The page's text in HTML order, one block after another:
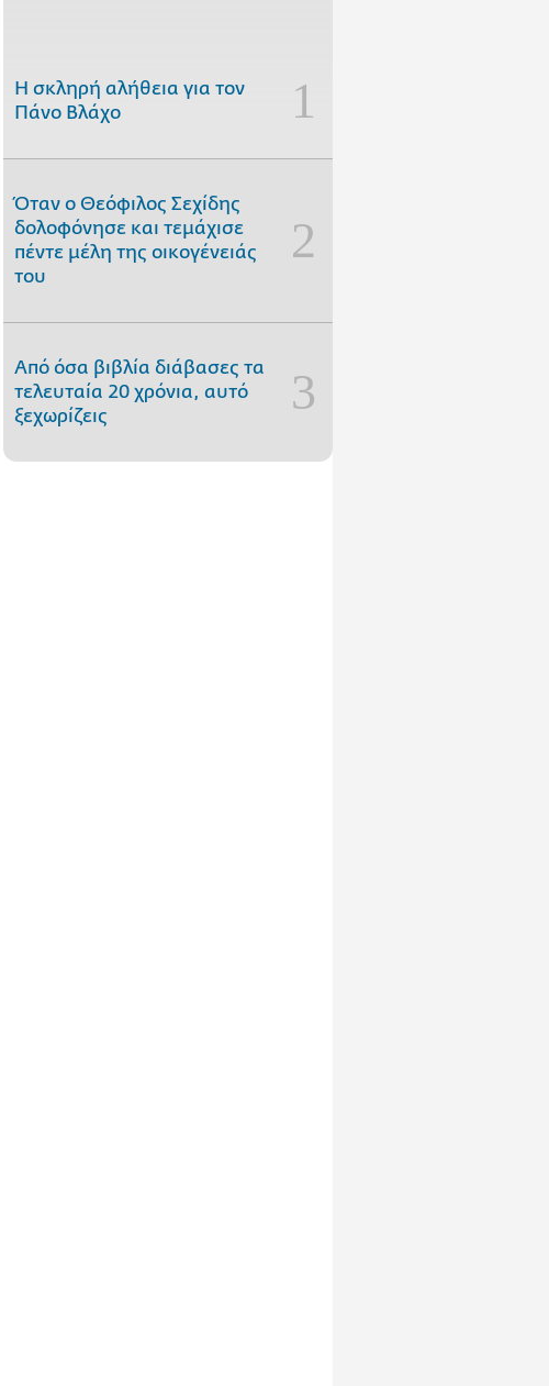
H σκληρή αλήθεια για τον
Πάνο Βλάχο
Όταν ο Θεόφιλος Σεχίδης
δολοφόνησε και τεμάχισε
πέντε μέλη της οικογένειάς
του
Από όσα βιβλία διάβασες τα
τελευταία 20 χρόνια, αυτό
ξεχωρίζεις